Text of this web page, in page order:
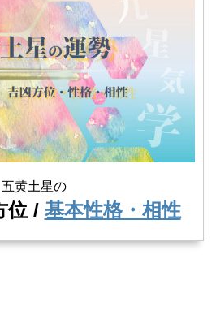
五黄土星の
位 / 基本性格・相性